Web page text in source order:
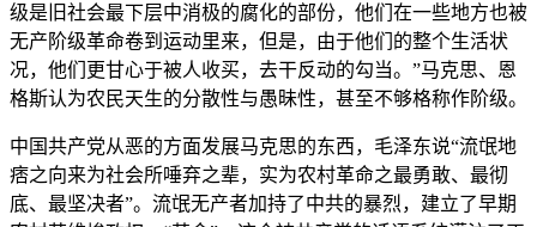
级是旧社会最下层中消极的腐化的部份，他们在一些地方也被
无产阶级革命卷到运动里来，但是，由于他们的整个生活状
况，他们更甘心于被人收买，去干反动的勾当。”马克思、恩
格斯认为农民天生的分散性与愚昧性，甚至不够格称作阶级。
中国共产党从恶的方面发展马克思的东西，毛泽东说“流氓地
痞之向来为社会所唾弃之辈，实为农村革命之最勇敢、最彻
底、最坚决者”。流氓无产者加持了中共的暴烈，建立了早期